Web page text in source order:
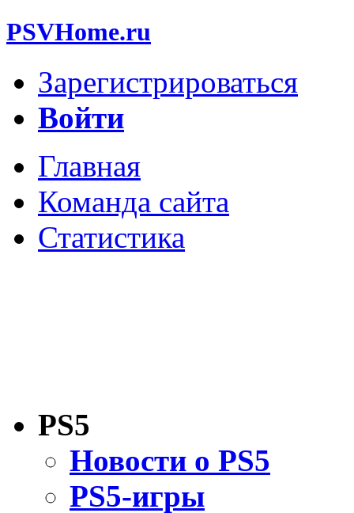
PSVHome.ru
Зарегистрироваться
Войти
Главная
Команда сайта
Статистика
PS5
Новости о PS5
PS5-игры